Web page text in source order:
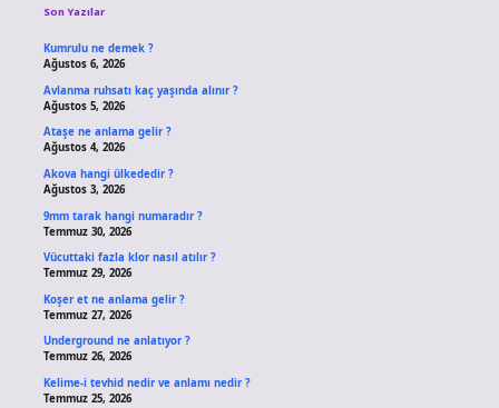
Son Yazılar
Kumrulu ne demek ?
Ağustos 6, 2026
Avlanma ruhsatı kaç yaşında alınır ?
Ağustos 5, 2026
Ataşe ne anlama gelir ?
Ağustos 4, 2026
Akova hangi ülkededir ?
Ağustos 3, 2026
9mm tarak hangi numaradır ?
Temmuz 30, 2026
Vücuttaki fazla klor nasıl atılır ?
Temmuz 29, 2026
Koşer et ne anlama gelir ?
Temmuz 27, 2026
Underground ne anlatıyor ?
Temmuz 26, 2026
Kelime-i tevhid nedir ve anlamı nedir ?
Temmuz 25, 2026